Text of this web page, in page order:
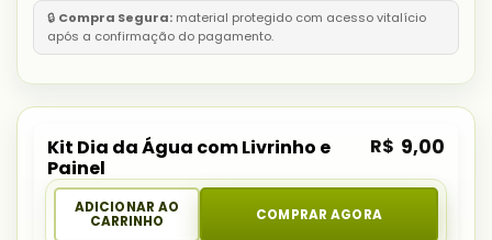
🔒 Compra Segura: material protegido com acesso vitalício
após a confirmação do pagamento.
Kit Dia da Água com Livrinho e
Painel
R$ 9,00
ADICIONAR AO
CARRINHO
COMPRAR AGORA